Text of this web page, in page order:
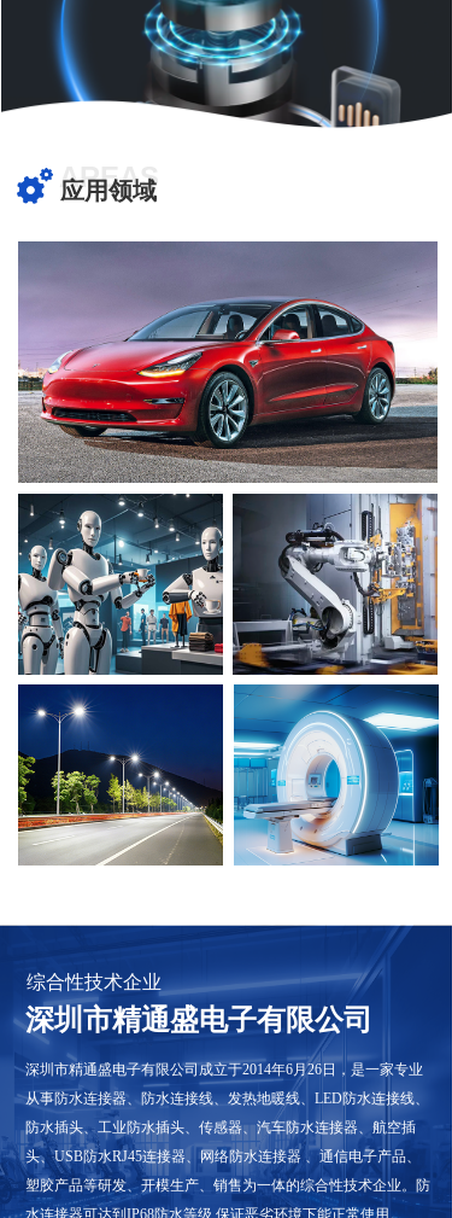
AREAS
应用领域
综合性技术企业
深圳市精通盛电子有限公司
深圳市精通盛电子有限公司成立于2014年6月26日，是一家专业
从事防水连接器、防水连接线、发热地暖线、LED防水连接线、
防水插头、工业防水插头、传感器、汽车防水连接器、航空插
头、USB防水RJ45连接器、网络防水连接器 、通信电子产品、
塑胶产品等研发、开模生产、销售为一体的综合性技术企业。防
水连接器可达到IP68防水等级,保证恶劣环境下能正常使用。